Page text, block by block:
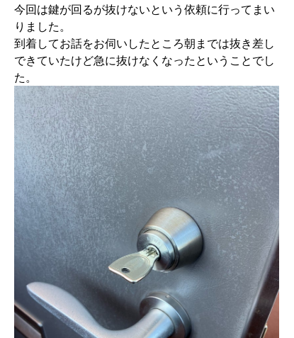
今回は鍵が回るが抜けないという依頼に行ってまい
りました。
到着してお話をお伺いしたところ朝までは抜き差し
できていたけど急に抜けなくなったということでし
た。